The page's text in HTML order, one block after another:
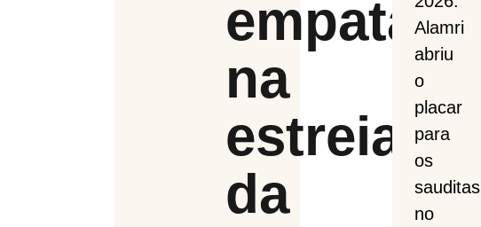
empatam
na
estreia
da
Alamri
abriu
o
placar
para
os
sauditas
no